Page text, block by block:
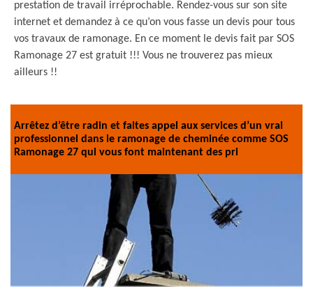
prestation de travail irréprochable. Rendez-vous sur son site
internet et demandez à ce qu’on vous fasse un devis pour tous
vos travaux de ramonage. En ce moment le devis fait par SOS
Ramonage 27 est gratuit !!! Vous ne trouverez pas mieux
ailleurs !!
Arrêtez d’être radin et faites appel aux services d’un vrai
professionnel dans le ramonage de cheminée comme SOS
Ramonage 27 qui vous font maintenant des pri